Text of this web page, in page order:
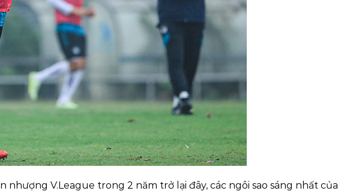
V.League trong 2 năm trở lại đây, các ngôi sao sáng nhất của